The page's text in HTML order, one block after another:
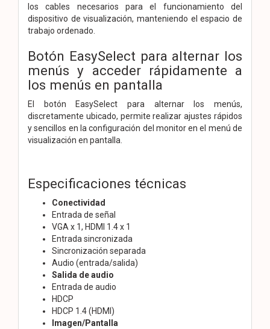
los cables necesarios para el funcionamiento del
dispositivo de visualización, manteniendo el espacio de
trabajo ordenado.
Botón EasySelect para alternar los
menús y acceder rápidamente a
los menús en pantalla
El botón EasySelect para alternar los menús,
discretamente ubicado, permite realizar ajustes rápidos
y sencillos en la configuración del monitor en el menú de
visualización en pantalla.
Especificaciones técnicas
Conectividad
Entrada de señal
VGA x 1, HDMI 1.4 x 1
Entrada sincronizada
Sincronización separada
Audio (entrada/salida)
Salida de audio
Entrada de audio
HDCP
HDCP 1.4 (HDMI)
Imagen/Pantalla